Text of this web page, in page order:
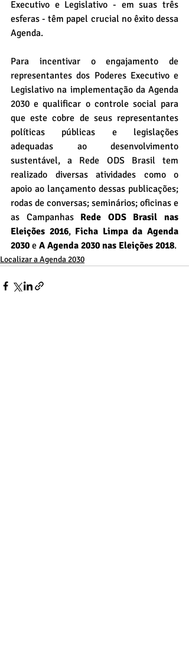
Executivo e Legislativo - em suas três
esferas - têm papel crucial no êxito dessa
Agenda.
Para incentivar o engajamento de
representantes dos Poderes Executivo e
Legislativo na implementação da Agenda
2030 e qualificar o controle social para
que este cobre de seus representantes
políticas públicas e legislações
adequadas ao desenvolvimento
sustentável, a Rede ODS Brasil tem
realizado diversas atividades como o
apoio ao lançamento dessas publicações;
rodas de conversas; seminários; oficinas e
as Campanhas Rede ODS Brasil nas
Eleições 2016, Ficha Limpa da Agenda
2030 e A Agenda 2030 nas Eleições 2018.
Localizar a Agenda 2030